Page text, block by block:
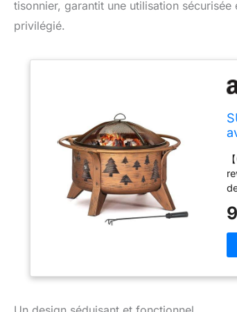
tisonnier, garantit une utilisation
privilégié.
le